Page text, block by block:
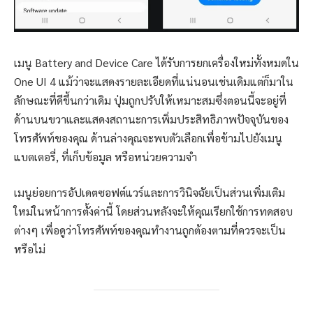
เมนู Battery and Device Care ได้รับการยกเครื่องใหม่ทั้งหมดใน
One UI 4 แม้ว่าจะแสดงรายละเอียดที่แน่นอนเช่นเดิมแต่ก็มาใน
ลักษณะที่ดีขึ้นกว่าเดิม ปุ่มถูกปรับให้เหมาะสมซึ่งตอนนี้จะอยู่ที่
ด้านบนขวาและแสดงสถานะการเพิ่มประสิทธิภาพปัจจุบันของ
โทรศัพท์ของคุณ ด้านล่างคุณจะพบตัวเลือกเพื่อข้ามไปยังเมนู
แบตเตอรี่, ที่เก็บข้อมูล หรือหน่วยความจำ
เมนูย่อยการอัปเดตซอฟต์แวร์และการวินิจฉัยเป็นส่วนเพิ่มเติม
ใหม่ในหน้าการตั้งค่านี้ โดยส่วนหลังจะให้คุณเรียกใช้การทดสอบ
ต่างๆ เพื่อดูว่าโทรศัพท์ของคุณทำงานถูกต้องตามที่ควรจะเป็น
หรือไม่